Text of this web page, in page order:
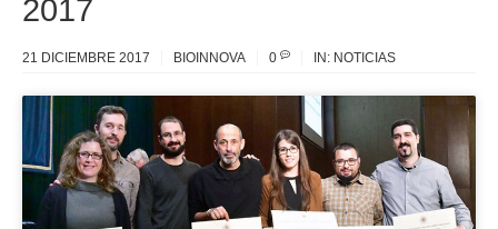
2017
21 DICIEMBRE 2017 BIOINNOVA 0 IN: NOTICIAS